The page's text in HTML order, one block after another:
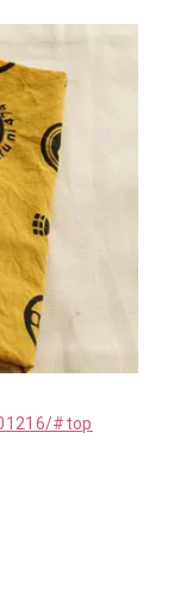
#top